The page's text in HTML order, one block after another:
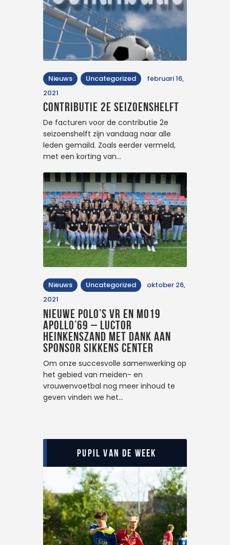
Nieuws Uncategorized
februari 16,
2021
Contributie 2e seizoenshelft
De facturen voor de contributie 2e
seizoenshelft zijn vandaag naar alle
leden gemaild. Zoals eerder vermeld,
met een korting van…
Nieuws Uncategorized
oktober 26,
2021
Nieuwe polo’s VR en MO19
Apollo’69 – Luctor
Heinkenszand met dank aan
sponsor Sikkens Center
Om onze succesvolle samenwerking op
het gebied van meiden- en
vrouwenvoetbal nog meer inhoud te
geven vinden we het…
Pupil van de Week